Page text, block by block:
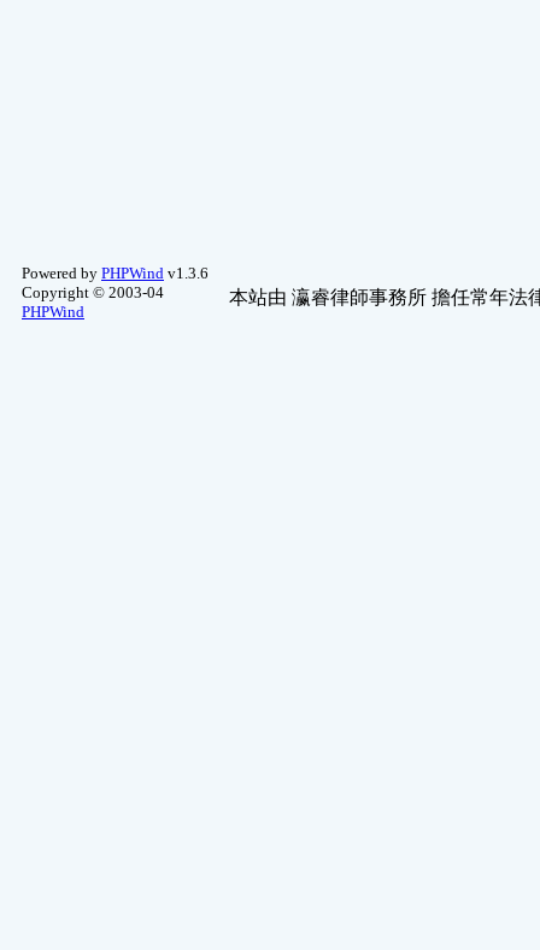
Powered by PHPWind v1.3.6
Copyright © 2003-04
PHPWind
本站由 瀛睿律師事務所 擔任常年法